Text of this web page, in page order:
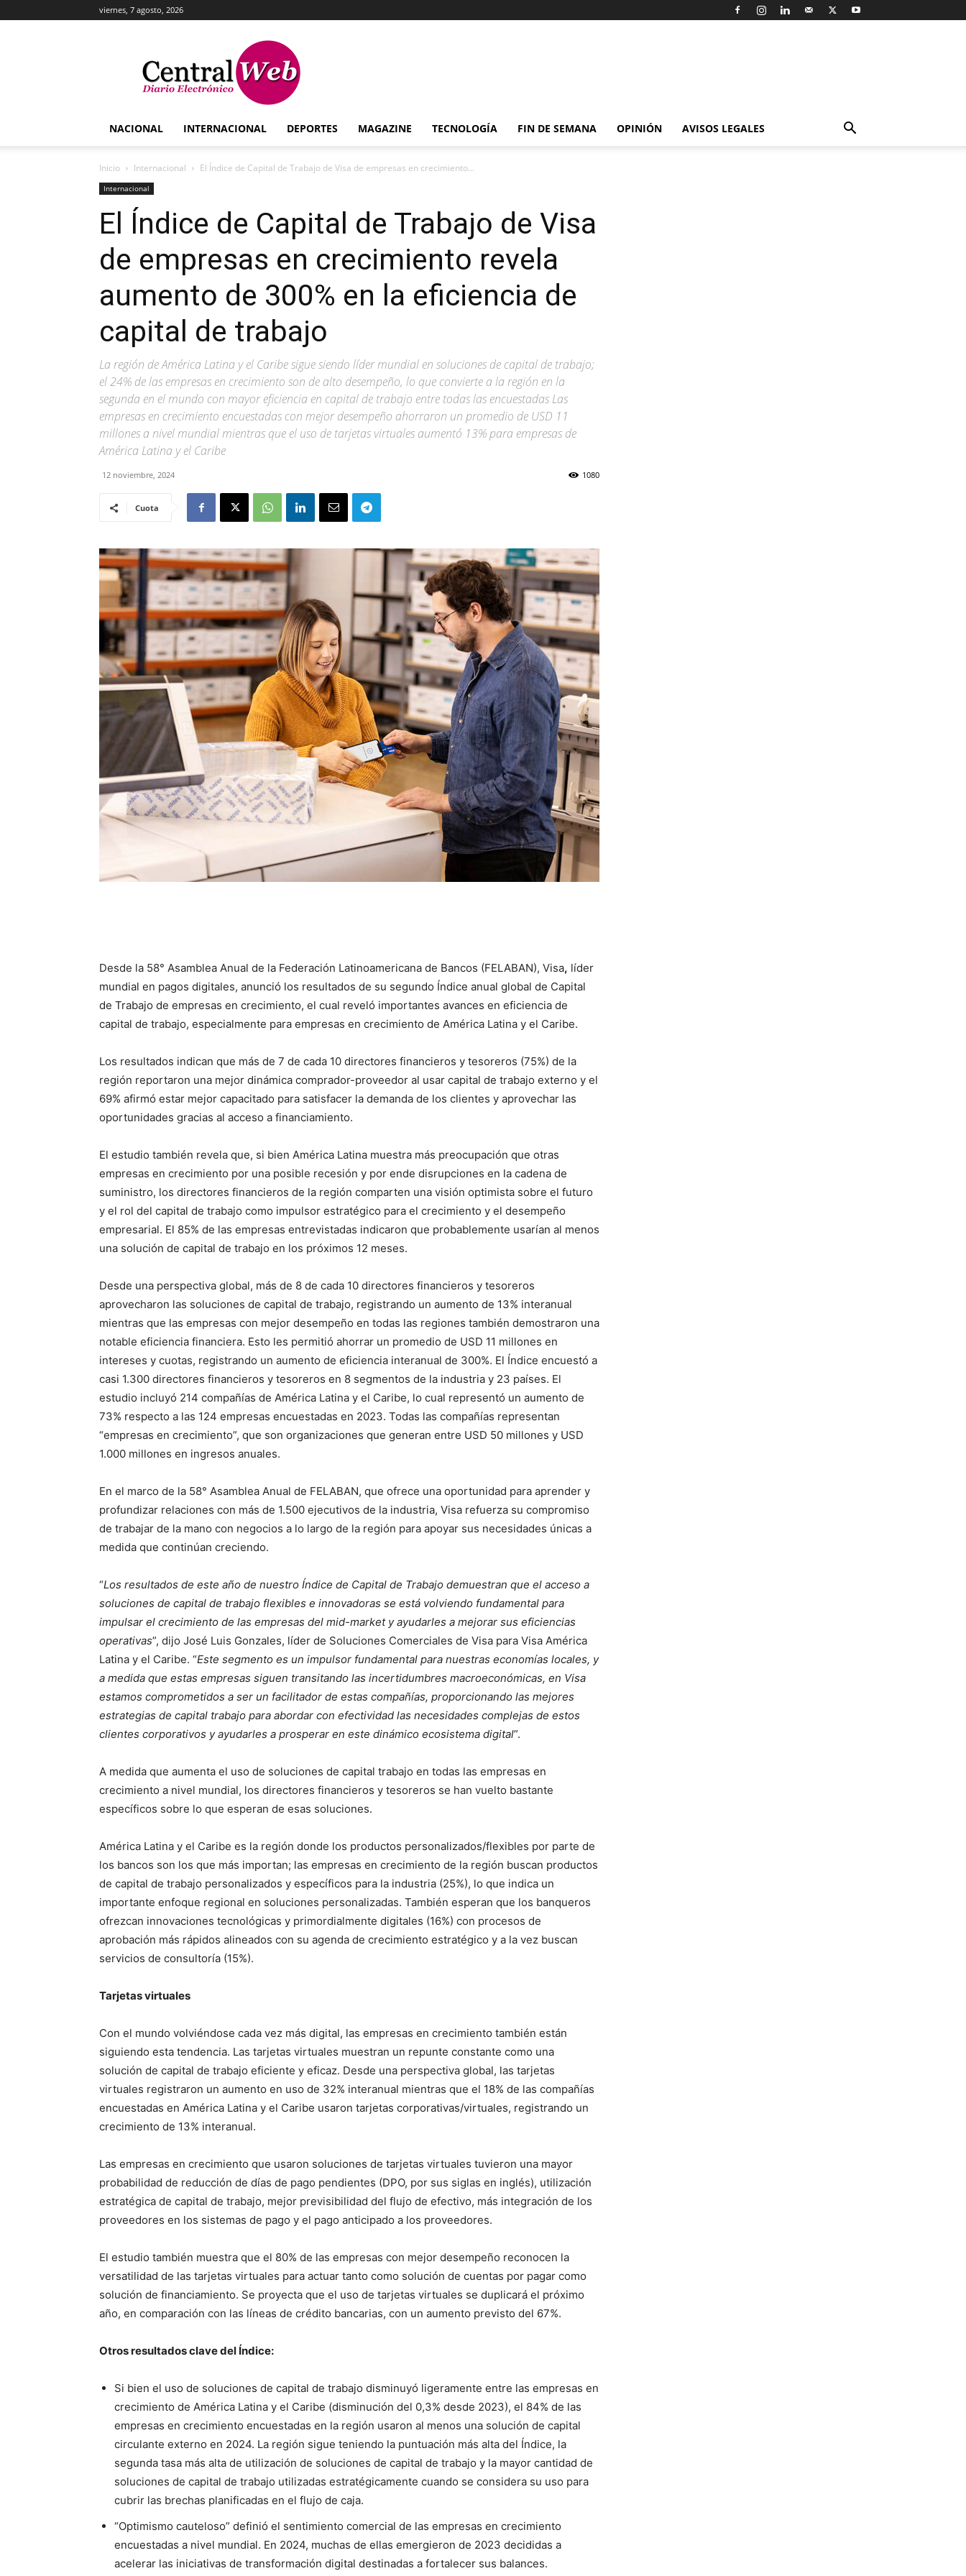
viernes, 7 agosto, 2026
Central
Web
NACIONAL INTERNACIONAL DEPORTES MAGAZINE TECNOLOGÍA FIN DE SEMANA OPINIÓN AVISOS LEGALES
Inicio Internacional El Índice de Capital de Trabajo de Visa de empresas en crecimiento...
Internacional
El Índice de Capital de Trabajo de Visa
de empresas en crecimiento revela
aumento de 300% en la eficiencia de
capital de trabajo
La región de América Latina y el Caribe sigue siendo líder mundial en soluciones de capital de trabajo;
el 24% de las empresas en crecimiento son de alto desempeño, lo que convierte a la región en la
segunda en el mundo con mayor eficiencia en capital de trabajo entre todas las encuestadas Las
empresas en crecimiento encuestadas con mejor desempeño ahorraron un promedio de USD 11
millones a nivel mundial mientras que el uso de tarjetas virtuales aumentó 13% para empresas de
América Latina y el Caribe
12 noviembre, 2024 1080
Cuota
Desde la 58° Asamblea Anual de la Federación Latinoamericana de Bancos (FELABAN), Visa, líder
mundial en pagos digitales, anunció los resultados de su segundo Índice anual global de Capital
de Trabajo de empresas en crecimiento, el cual reveló importantes avances en eficiencia de
capital de trabajo, especialmente para empresas en crecimiento de América Latina y el Caribe.
Los resultados indican que más de 7 de cada 10 directores financieros y tesoreros (75%) de la
región reportaron una mejor dinámica comprador-proveedor al usar capital de trabajo externo y el
69% afirmó estar mejor capacitado para satisfacer la demanda de los clientes y aprovechar las
oportunidades gracias al acceso a financiamiento.
El estudio también revela que, si bien América Latina muestra más preocupación que otras
empresas en crecimiento por una posible recesión y por ende disrupciones en la cadena de
suministro, los directores financieros de la región comparten una visión optimista sobre el futuro
y el rol del capital de trabajo como impulsor estratégico para el crecimiento y el desempeño
empresarial. El 85% de las empresas entrevistadas indicaron que probablemente usarían al menos
una solución de capital de trabajo en los próximos 12 meses.
Desde una perspectiva global, más de 8 de cada 10 directores financieros y tesoreros
aprovecharon las soluciones de capital de trabajo, registrando un aumento de 13% interanual
mientras que las empresas con mejor desempeño en todas las regiones también demostraron una
notable eficiencia financiera. Esto les permitió ahorrar un promedio de USD 11 millones en
intereses y cuotas, registrando un aumento de eficiencia interanual de 300%. El Índice encuestó a
casi 1.300 directores financieros y tesoreros en 8 segmentos de la industria y 23 países. El
estudio incluyó 214 compañías de América Latina y el Caribe, lo cual representó un aumento de
73% respecto a las 124 empresas encuestadas en 2023. Todas las compañías representan
“empresas en crecimiento”, que son organizaciones que generan entre USD 50 millones y USD
1.000 millones en ingresos anuales.
En el marco de la 58° Asamblea Anual de FELABAN, que ofrece una oportunidad para aprender y
profundizar relaciones con más de 1.500 ejecutivos de la industria, Visa refuerza su compromiso
de trabajar de la mano con negocios a lo largo de la región para apoyar sus necesidades únicas a
medida que continúan creciendo.
“Los resultados de este año de nuestro Índice de Capital de Trabajo demuestran que el acceso a
soluciones de capital de trabajo flexibles e innovadoras se está volviendo fundamental para
impulsar el crecimiento de las empresas del mid-market y ayudarles a mejorar sus eficiencias
operativas”, dijo José Luis Gonzales, líder de Soluciones Comerciales de Visa para Visa América
Latina y el Caribe. “Este segmento es un impulsor fundamental para nuestras economías locales, y
a medida que estas empresas siguen transitando las incertidumbres macroeconómicas, en Visa
estamos comprometidos a ser un facilitador de estas compañías, proporcionando las mejores
estrategias de capital trabajo para abordar con efectividad las necesidades complejas de estos
clientes corporativos y ayudarles a prosperar en este dinámico ecosistema digital”.
A medida que aumenta el uso de soluciones de capital trabajo en todas las empresas en
crecimiento a nivel mundial, los directores financieros y tesoreros se han vuelto bastante
específicos sobre lo que esperan de esas soluciones.
América Latina y el Caribe es la región donde los productos personalizados/flexibles por parte de
los bancos son los que más importan; las empresas en crecimiento de la región buscan productos
de capital de trabajo personalizados y específicos para la industria (25%), lo que indica un
importante enfoque regional en soluciones personalizadas. También esperan que los banqueros
ofrezcan innovaciones tecnológicas y primordialmente digitales (16%) con procesos de
aprobación más rápidos alineados con su agenda de crecimiento estratégico y a la vez buscan
servicios de consultoría (15%).
Tarjetas virtuales
Con el mundo volviéndose cada vez más digital, las empresas en crecimiento también están
siguiendo esta tendencia. Las tarjetas virtuales muestran un repunte constante como una
solución de capital de trabajo eficiente y eficaz. Desde una perspectiva global, las tarjetas
virtuales registraron un aumento en uso de 32% interanual mientras que el 18% de las compañías
encuestadas en América Latina y el Caribe usaron tarjetas corporativas/virtuales, registrando un
crecimiento de 13% interanual.
Las empresas en crecimiento que usaron soluciones de tarjetas virtuales tuvieron una mayor
probabilidad de reducción de días de pago pendientes (DPO, por sus siglas en inglés), utilización
estratégica de capital de trabajo, mejor previsibilidad del flujo de efectivo, más integración de los
proveedores en los sistemas de pago y el pago anticipado a los proveedores.
El estudio también muestra que el 80% de las empresas con mejor desempeño reconocen la
versatilidad de las tarjetas virtuales para actuar tanto como solución de cuentas por pagar como
solución de financiamiento. Se proyecta que el uso de tarjetas virtuales se duplicará el próximo
año, en comparación con las líneas de crédito bancarias, con un aumento previsto del 67%.
Otros resultados clave del Índice:
Si bien el uso de soluciones de capital de trabajo disminuyó ligeramente entre las empresas en
crecimiento de América Latina y el Caribe (disminución del 0,3% desde 2023), el 84% de las
empresas en crecimiento encuestadas en la región usaron al menos una solución de capital
circulante externo en 2024. La región sigue teniendo la puntuación más alta del Índice, la
segunda tasa más alta de utilización de soluciones de capital de trabajo y la mayor cantidad de
soluciones de capital de trabajo utilizadas estratégicamente cuando se considera su uso para
cubrir las brechas planificadas en el flujo de caja.
“Optimismo cauteloso” definió el sentimiento comercial de las empresas en crecimiento
encuestadas a nivel mundial. En 2024, muchas de ellas emergieron de 2023 decididas a
acelerar las iniciativas de transformación digital destinadas a fortalecer sus balances.